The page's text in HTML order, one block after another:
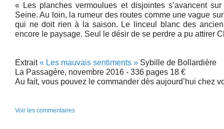
« Les planches vermoulues et disjointes s’avancent
Seine. Au loin, la rumeur des routes comme une vague
qui ne doit rien à la saison. Le linceul blanc des
encore le paysage. Seul le désir de se perdre a pu attirer
Extrait« Les mauvais sentiments » Sybille de Bollardière
La Passagère, novembre 2016 - 336 pages 18 €
Au fait, vous pouvez le commander dès aujourd’hui chez
Voir les commentaires